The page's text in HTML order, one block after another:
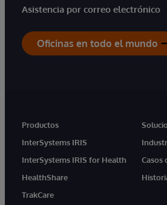
Asistencia por correo electrónico
Oficinas en todo el mundo
Productos
InterSystems IRIS
InterSystems IRIS for Health
HealthShare
TrakCare
Casos